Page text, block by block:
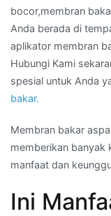
bocor,membran
Anda berada di
aplikator membran
Hubungi Kami
spesial untuk Anda
bakar.
Membran bakar
memberikan banyak
manfaat dan
Ini